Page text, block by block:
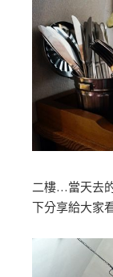
二樓…當天去
下分享給大家